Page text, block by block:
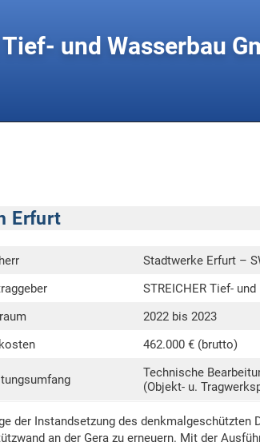
und Wasserbau
Erfurt
Stadtwerke Erfurt –
STREICHER Tief-
2022 bis 2023
462.000 € (brutto)
Technische
(Objekt- u.
der Instandsetzung des denkmalgeschützten
an der Gera zu erneuern. Mit der